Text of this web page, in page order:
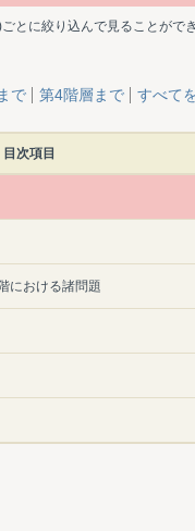
とに絞り込んで見ることがで
で 第4階層まで すべて
目次項目
における諸問題